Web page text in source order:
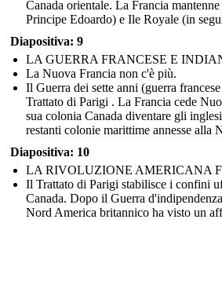
Canada orientale. La Francia
Principe Edoardo) e Ile Royale (in
Diapositiva: 9
LA GUERRA FRANCESE E
La Nuova Francia non c'è più.
Il Guerra dei sette anni (guerra
Trattato di Parigi . La Francia cede
sua colonia Canada diventare gli
restanti colonie marittime annesse alla
Diapositiva: 10
LA RIVOLUZIONE AMERICANA
Il Trattato di Parigi stabilisce i confini
Canada. Dopo il Guerra
Nord America britannico ha visto un